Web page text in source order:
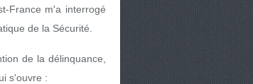
France m'a interrogé
de la Sécurité.
de la délinquance,
s'ouvre :